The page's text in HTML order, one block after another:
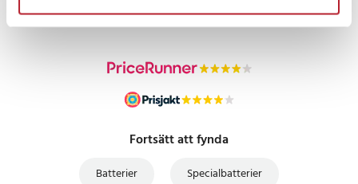
Fortsätt att fynda
Batterier Specialbatterier